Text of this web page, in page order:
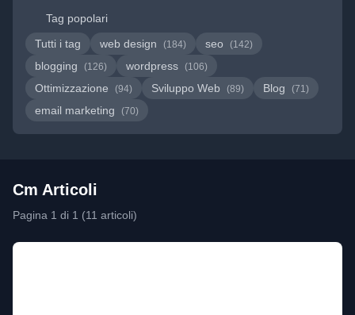
Tag popolari
Tutti i tag
web design (184) seo (142)
blogging (126) wordpress (106)
Ottimizzazione (94) Sviluppo Web (89) Blog (71)
email marketing (70)
Cm Articoli
Pagina 1 di 1 (11 articoli)